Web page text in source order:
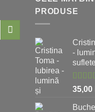
PRODUSE
-
5.00
din 5
35,00